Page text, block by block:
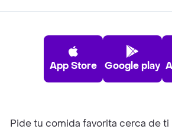
App Store Google play
Pide tu comida favorita cerca de ti